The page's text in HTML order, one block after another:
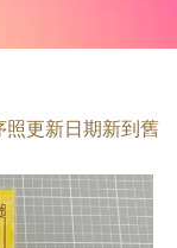
照更新日期新到舊